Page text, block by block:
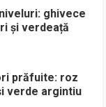
ghivece
și verdeață
prăfuite: roz
verde argintiu